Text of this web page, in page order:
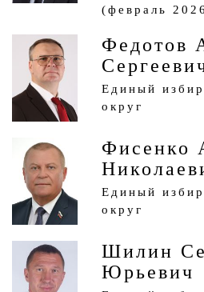
(февраль
Федотов
Единый
округ
Фисенко
Единый
округ
Шилин
Юрьевич